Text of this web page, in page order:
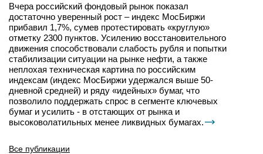
Вчера российский фондовый рынок показал
достаточно уверенный рост – индекс МосБиржи
прибавил 1,7%, сумев протестировать «круглую»
отметку 2300 пунктов. Усилению восстановительного
движения способствовали слабость рубля и попытки
стабилизации ситуации на рынке нефти, а также
неплохая техническая картина по российским
индексам (индекс МосБиржи удержался выше 50-
дневной средней) и ряду «идейных» бумаг, что
позволило поддержать спрос в сегменте ключевых
бумаг и усилить - в отстающих от рынка и
высоковолатильных менее ликвидных бумагах.
Все публикации